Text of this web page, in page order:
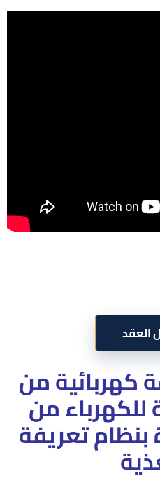
العقد
كهربائية من
من
تعريفة